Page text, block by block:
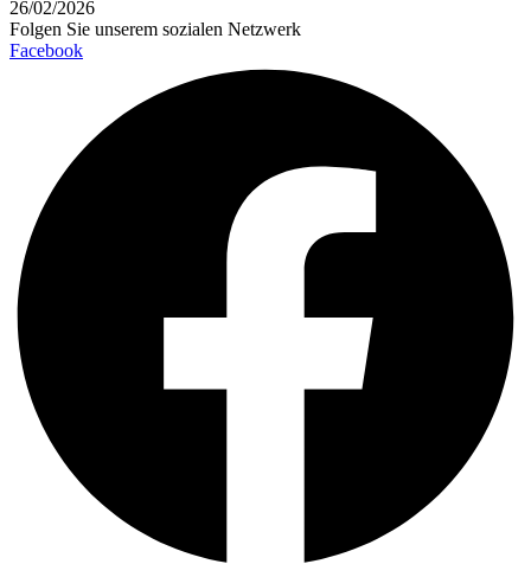
26/02/2026
Folgen Sie unserem sozialen Netzwerk
Facebook